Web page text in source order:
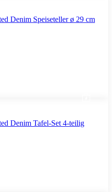
Denim Speiseteller ø 29 cm
Denim Tafel-Set 4-teilig